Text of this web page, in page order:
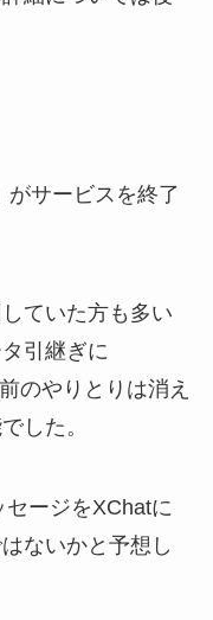
がサービスを終了
ていた方も多い
引継ぎに
のやりとりは消え
した。
ージをXChatに
ないかと予想し